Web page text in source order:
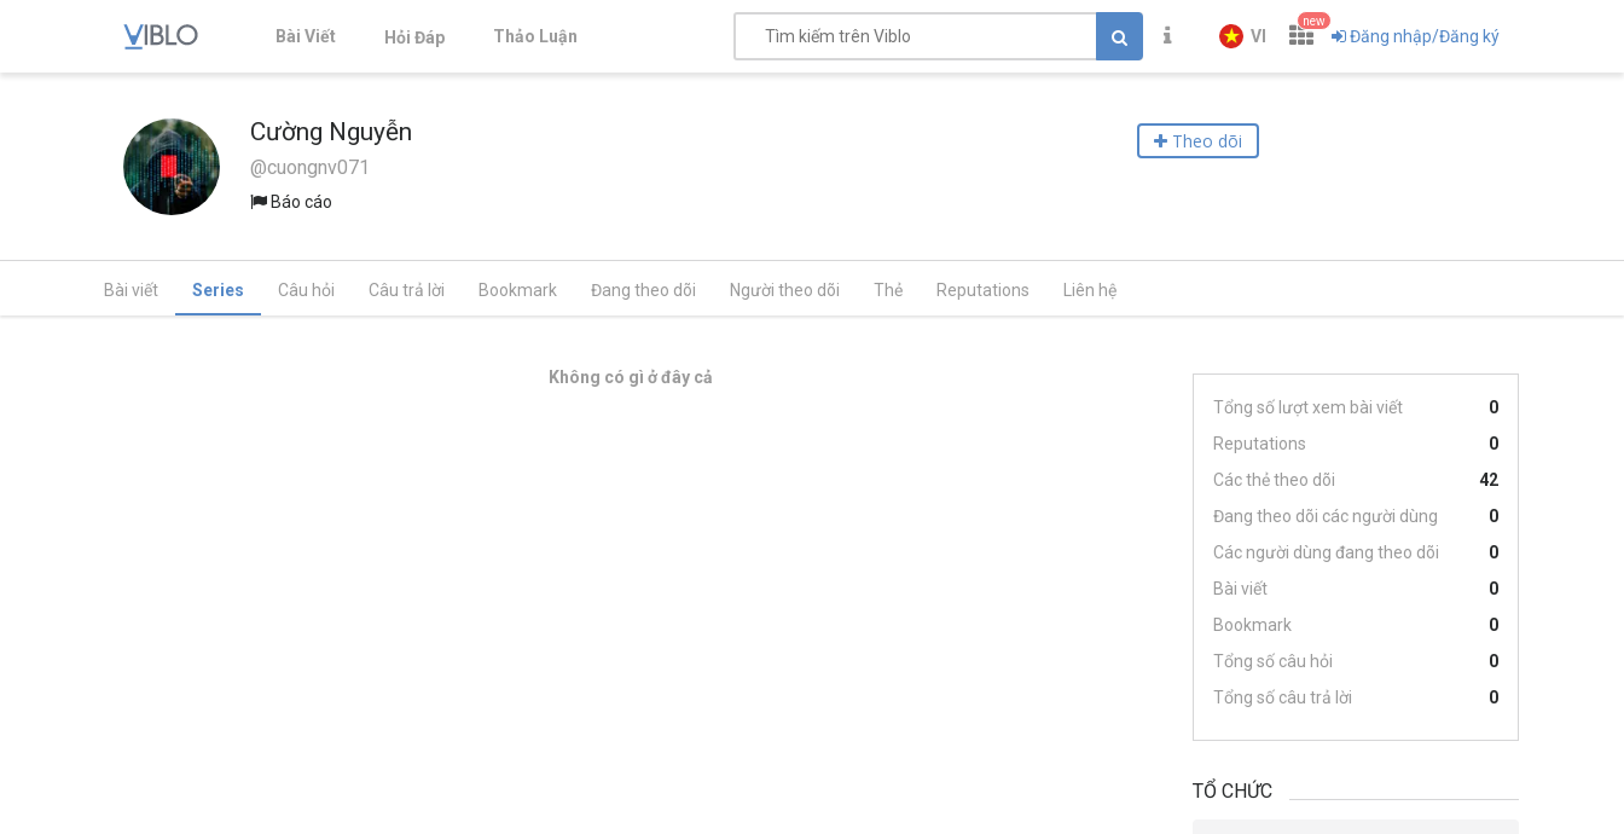
Bài Viết Hỏi Đáp Thảo Luận VI
new
Đăng nhập/Đăng ký
Cường Nguyễn
@cuongnv071
Báo cáo
Theo dõi
Bài viết Series Câu hỏi Câu trả lời Bookmark Đang theo dõi Người theo dõi Thẻ Reputations Liên hệ
Không có gì ở đây cả
Tổng số lượt xem bài viết
0
Reputations
0
Các thẻ theo dõi
42
Đang theo dõi các người dùng
0
Các người dùng đang theo dõi
0
Bài viết
0
Bookmark
0
Tổng số câu hỏi
0
Tổng số câu trả lời
0
TỔ CHỨC